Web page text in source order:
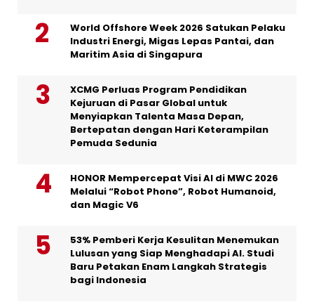
World Offshore Week 2026 Satukan Pelaku
Industri Energi, Migas Lepas Pantai, dan
Maritim Asia di Singapura
XCMG Perluas Program Pendidikan
Kejuruan di Pasar Global untuk
Menyiapkan Talenta Masa Depan,
Bertepatan dengan Hari Keterampilan
Pemuda Sedunia
HONOR Mempercepat Visi AI di MWC 2026
Melalui “Robot Phone”, Robot Humanoid,
dan Magic V6
53% Pemberi Kerja Kesulitan Menemukan
Lulusan yang Siap Menghadapi AI. Studi
Baru Petakan Enam Langkah Strategis
bagi Indonesia